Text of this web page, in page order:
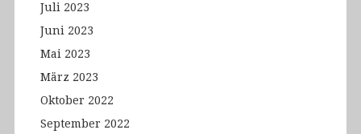
Juli 2023
Juni 2023
Mai 2023
März 2023
Oktober 2022
September 2022